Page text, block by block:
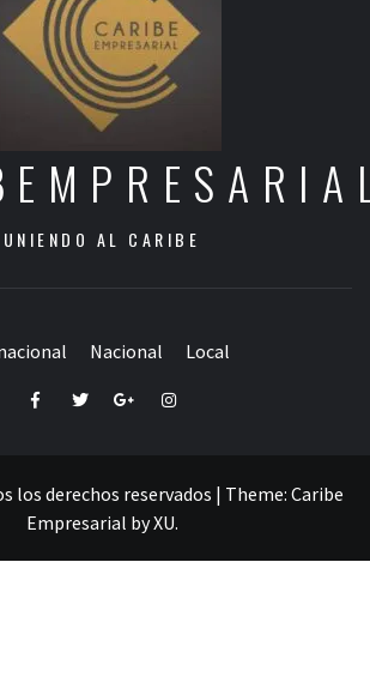
UNIENDO AL CARIBE
Nacional Local
FacebookTwitterGoogle+Instagram
los derechos reservados | Theme: Caribe
Empresarial byXU.